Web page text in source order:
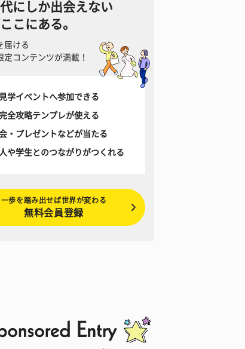
にしか出会えない
こにある。
届ける
定コンテンツが満載！
学イベントへ参加できる
全攻略テンプレが使える
・プレゼントなどが当たる
や学生とのつながりがつくれる
一歩を踏み出せば世界が変わる
無料会員登録